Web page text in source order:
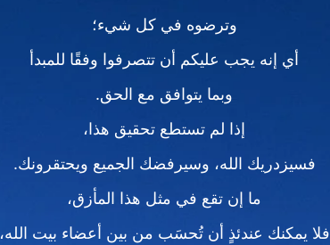
وترضوه في كل شيء؛
أي إنه يجب عليكم أن تتصرفوا وفقًا للمبدأ
وبما يتوافق مع الحق.
إذا لم تستطع تحقيق هذا،
فسيزدريك الله، وسيرفضك الجميع ويحتقرونك.
ما إن تقع في مثل هذا المأزق،
فلا يمكنك عندئذٍ أن تُحسَب من بين أعضاء بيت الله،